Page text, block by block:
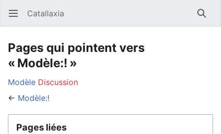
Ouvrir le menu principal Catallaxia
Pages qui pointent vers
« Modèle:! »
Modèle Discussion
← Modèle:!
Pages liées